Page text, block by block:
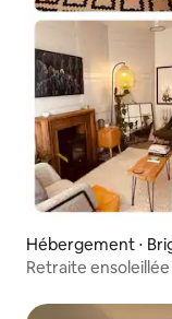
Hébergement ⋅
Retraite